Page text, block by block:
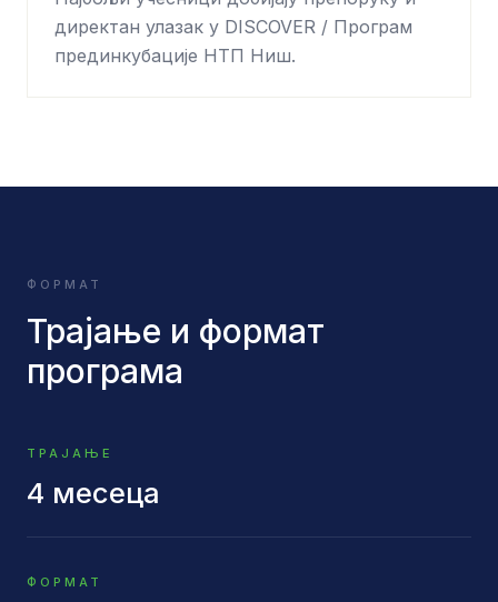
директан улазак у DISCOVER / Програм
прединкубације НТП Ниш.
ФОРМАТ
Трајање и формат
програма
ТРАЈАЊЕ
4 месеца
ФОРМАТ